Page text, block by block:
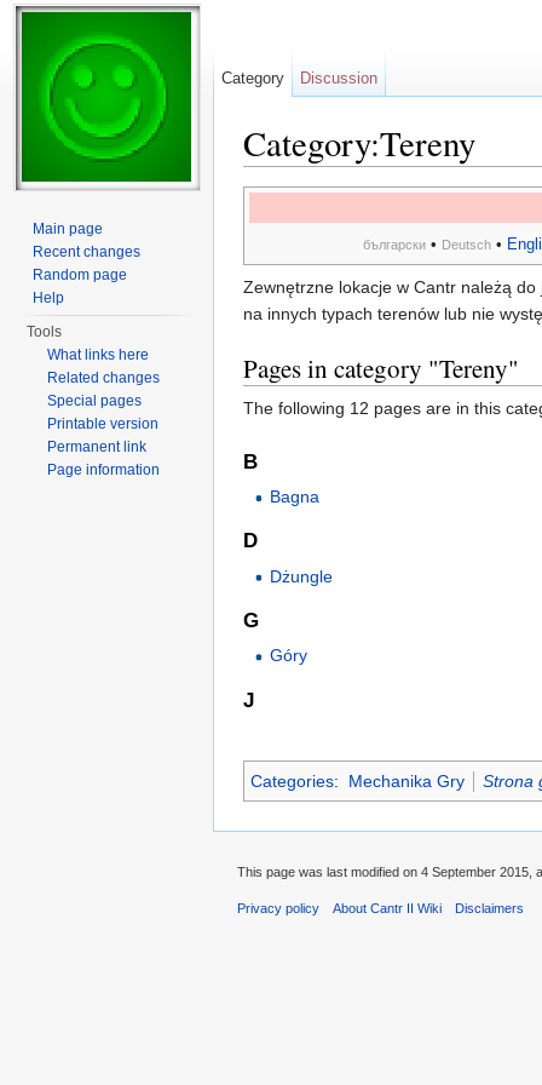
Category:Tereny
български• Deutsch•
Zewnętrzne lokacje w Cantr należą
na innych typach terenów lub nie
Pages in category "Tereny"
The following 12 pages are in this
B
Bagna
D
Dżungle
G
Góry
J
Categories: Mechanika Gry Strona
Category Discussion
Main page
Recent changes
Random page
Help
Tools
What links here
Related changes
Special pages
Printable version
Permanent link
Page information
This page was last modified on 4 September 2015,
Privacy policy About Cantr II Wiki Disclaimers